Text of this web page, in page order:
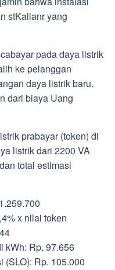
stKalianr yang
pada daya listrik
ke pelanggan
daya listrik baru.
dari biaya Uang
prabayar (token) di
listrik dari 2200 VA
total estimasi
x nilai token
kWh: Rp. 97.656
(SLO): Rp. 105.000